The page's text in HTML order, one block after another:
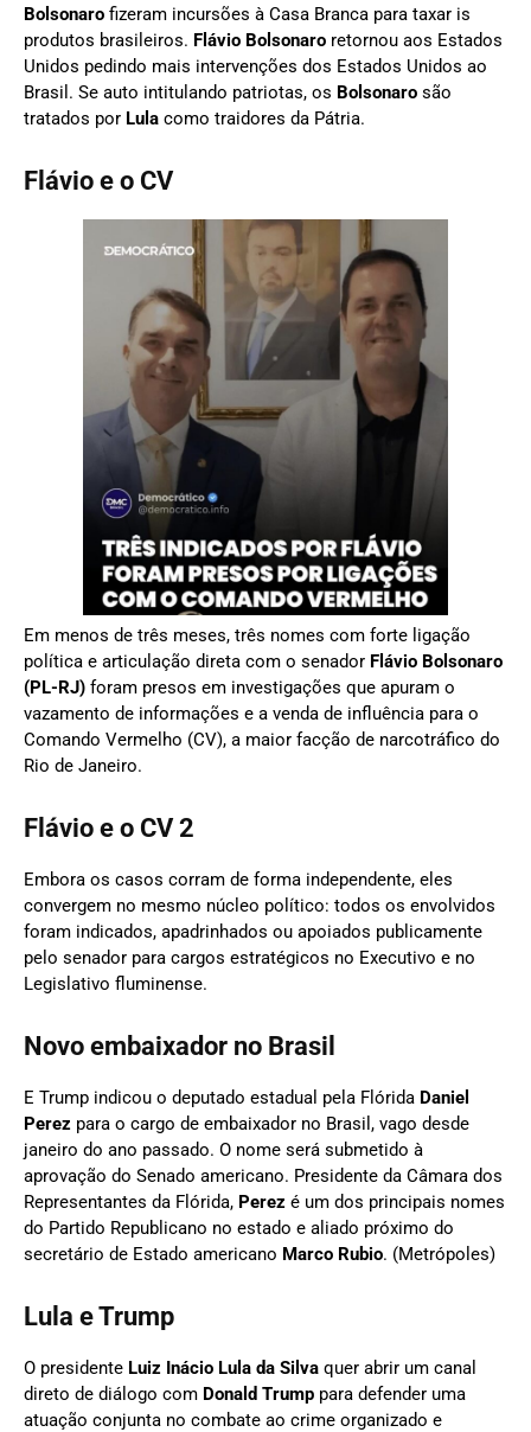
Bolsonaro fizeram incursões à Casa Branca para taxar is
produtos brasileiros. Flávio Bolsonaro retornou aos Estados
Unidos pedindo mais intervenções dos Estados Unidos ao
Brasil. Se auto intitulando patriotas, os Bolsonaro são
tratados por Lula como traidores da Pátria.
Flávio e o CV
Em menos de três meses, três nomes com forte ligação
política e articulação direta com o senador Flávio Bolsonaro
(PL-RJ) foram presos em investigações que apuram o
vazamento de informações e a venda de influência para o
Comando Vermelho (CV), a maior facção de narcotráfico do
Rio de Janeiro.
Flávio e o CV 2
Embora os casos corram de forma independente, eles
convergem no mesmo núcleo político: todos os envolvidos
foram indicados, apadrinhados ou apoiados publicamente
pelo senador para cargos estratégicos no Executivo e no
Legislativo fluminense.
Novo embaixador no Brasil
E Trump indicou o deputado estadual pela Flórida Daniel
Perez para o cargo de embaixador no Brasil, vago desde
janeiro do ano passado. O nome será submetido à
aprovação do Senado americano. Presidente da Câmara dos
Representantes da Flórida, Perez é um dos principais nomes
do Partido Republicano no estado e aliado próximo do
secretário de Estado americano Marco Rubio. (Metrópoles)
Lula e Trump
O presidente Luiz Inácio Lula da Silva quer abrir um canal
direto de diálogo com Donald Trump para defender uma
atuação conjunta no combate ao crime organizado e